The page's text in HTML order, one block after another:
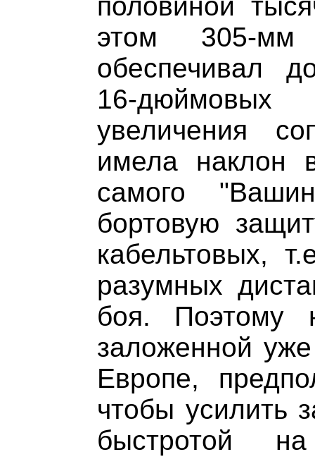
половиной
этом 305-
обеспечивал
16-
увеличения
имела наклон
самого
бортовую
кабельтовых,
разумных
боя. Поэтому
заложенной
Европе,
чтобы усилить
быстротой